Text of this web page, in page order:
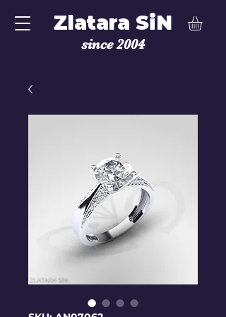
Zlatara SiN
since 2004